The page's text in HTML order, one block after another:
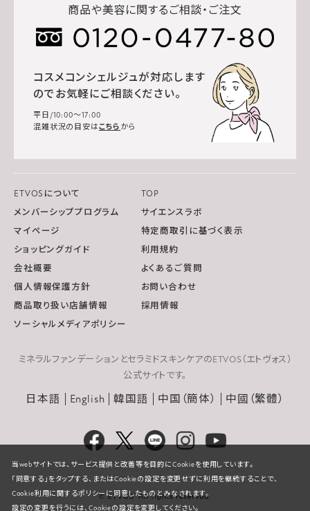
商品や美容に関するご相談・ご注文
コスメコンシェルジュが対応します
のでお気軽にご相談ください。
平日/10:00～17:00
混雑状況の目安はこちら から
ETVOSについて
TOP
メンバーシッププログラム
サイエンスラボ
マイページ
特定商取引に基づく表示
ショッピングガイド
利用規約
会社概要
よくあるご質問
個人情報保護方針
お問い合わせ
商品取り扱い店舗情報
採用情報
ソーシャルメディアポリシー
ミネラルファンデーションとセラミドスキンケアのETVOS（エトヴォス）
公式サイトです。
日本語 English 韓国語 中国（簡体） 中國（繁體）
当webサイトでは、サービス提供と改善等を目的にCookieを使用しています。
「同意する」をタップする、またはCookieの設定を変更せずに利用を継続することで、
Cookie利用に関するポリシーに同意したものとみなされます。
設定の変更を行うには、Cookieの設定を変更してください。